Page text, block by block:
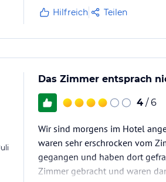
Hilfreich Teilen
Das Zimmer entsprach
4 / 6
Wir sind morgens im Hotel
waren sehr erschrocken vom
gegangen und haben dort
Zimmer gebracht und waren